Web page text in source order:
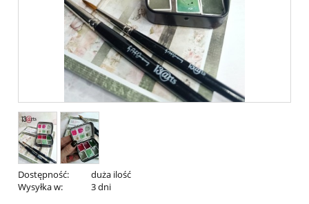
Dostępność:
duża ilość
Wysyłka w:
3 dni